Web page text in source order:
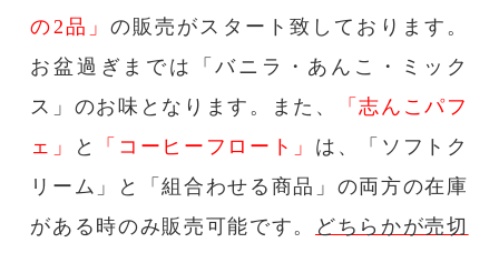
の2品」 の販売がスタート致しております。
お盆過ぎまでは「バニラ・あんこ・ミック
ス」のお味となります。また、
「志んこパフ
ェ」
と 「コーヒーフロート」 は、「ソフトク
リーム」と「組合わせる商品」の両方の在庫
がある時のみ販売可能です。
どちらかが売切